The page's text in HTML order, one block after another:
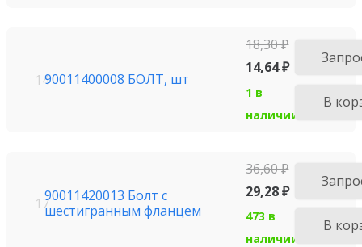
1490011400008 БОЛТ, шт
18,30₽
14,64₽
1 в
наличии
В
1790011420013 Болт с
шестигранным фланцем
36,60₽
29,28₽
473 в
наличии
В